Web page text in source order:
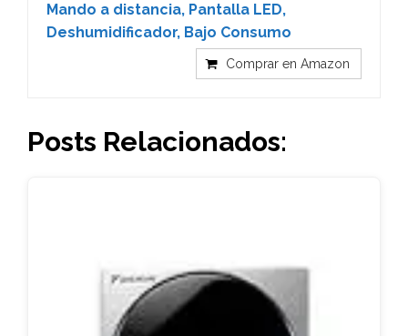
Mando a distancia, Pantalla LED,
Deshumidificador, Bajo Consumo
Comprar en Amazon
Posts Relacionados: